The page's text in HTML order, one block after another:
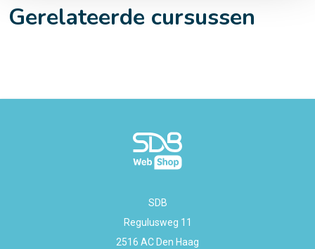
Gerelateerde cursussen
SDB
Regulusweg 11
2516 AC Den Haag